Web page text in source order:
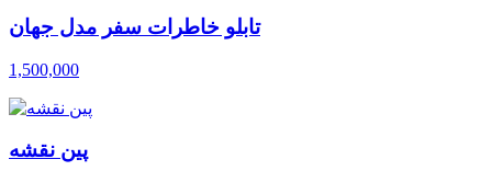
تابلو خاطرات سفر مدل جهان
1,500,000
پین نقشه